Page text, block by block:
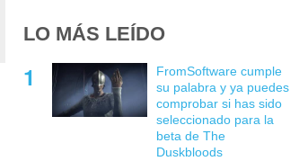
LO MÁS LEÍDO
FromSoftware cumple
su palabra y ya puedes
comprobar si has sido
seleccionado para la
beta de The
Duskbloods